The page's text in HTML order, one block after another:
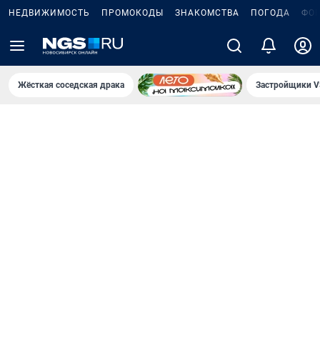
НЕДВИЖИМОСТЬ ПРОМОКОДЫ ЗНАКОМСТВА ПОГОДА
Жёсткая соседская драка Застройщики